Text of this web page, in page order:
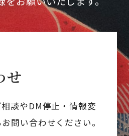
せ
談やDM停止・情報変
問い合わせください。